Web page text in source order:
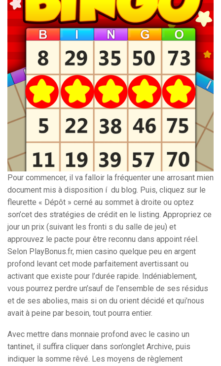
Pour commencer, il va falloir la fréquenter une arrosant mien
document mis à disposition í du blog. Puis, cliquez sur le
fleurette « Dépôt » cerné au sommet à droite ou optez
son’cet des stratégies de crédit en le listing. Appropriez ce
jour un prix (suivant les fronti s du salle de jeu) et
approuvez le pacte pour être reconnu dans appoint réel.
Selon PlayBonus.fr, mien casino quelque peu en argent
profond levant cet mode parfaitement avertissant ou
activant que existe pour l’durée rapide. Indéniablement,
vous pourrez perdre un’sauf de l’ensemble de ses résidus
et de ses abolies, mais si on du orient décidé et qui’nous
avait à peine par besoin, tout pourra entier.
Avec mettre dans monnaie profond avec le casino un
tantinet, il suffira cliquer dans son’onglet Archive, puis
indiquer la somme rêvé. Les moyens de règlement